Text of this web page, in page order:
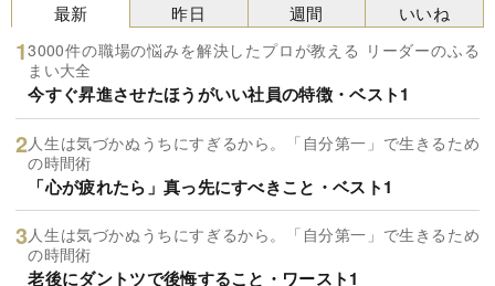
最新
3000件の職場の悩みを解決したプロが教える リーダーのふる
まい大全
今すぐ昇進させたほうがいい社員の特徴・ベスト1
人生は気づかぬうちにすぎるから。「自分第一」で生きるため
の時間術
「心が疲れたら」真っ先にすべきこと・ベスト1
人生は気づかぬうちにすぎるから。「自分第一」で生きるため
の時間術
老後にダントツで後悔すること・ワースト1
昨日 週間 いいね